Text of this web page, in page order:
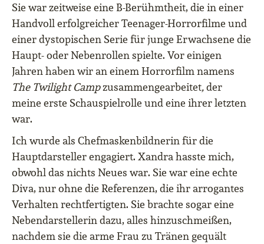
Sie war zeitweise eine B-Berühmtheit, die in einer
Handvoll erfolgreicher Teenager-Horrorfilme und
einer dystopischen Serie für junge Erwachsene die
Haupt- oder Nebenrollen spielte. Vor einigen
Jahren haben wir an einem Horrorfilm namens
The Twilight Campzusammengearbeitet,der
meine erste Schauspielrolle und eine ihrer letzten
war.
Ich wurde als Chefmaskenbildnerin für die
Hauptdarsteller engagiert. Xandra hasste mich,
obwohl das nichts Neues war. Sie war eine echte
Diva, nur ohne die Referenzen, die ihr arrogantes
Verhalten rechtfertigten. Sie brachte sogar eine
Nebendarstellerin dazu, alles hinzuschmeißen,
nachdem sie die arme Frau zu Tränen gequält